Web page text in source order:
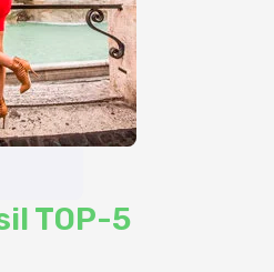
TOP-5